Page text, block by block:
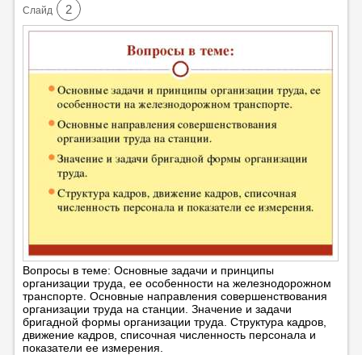
Cлайд 2
Вопросы в теме: Основные задачи и принципы
организации труда, ее особенности на железнодорожном
транспорте. Основные направления совершенствования
организации труда на станции. Значение и задачи
бригадной формы организации труда. Структура кадров,
движение кадров, списочная численность персонала и
показатели ее измерения.